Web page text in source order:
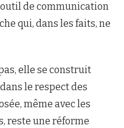
de communication
qui, dans les faits, ne
elle se construit
le respect des
même avec les
reste une réforme